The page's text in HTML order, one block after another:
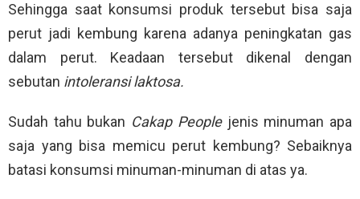
Sehingga saat konsumsi produk tersebut bisa saja
perut jadi kembung karena adanya peningkatan gas
dalam perut. Keadaan tersebut dikenal dengan
sebutan intoleransi laktosa.
Sudah tahu bukan Cakap People jenis minuman apa
saja yang bisa memicu perut kembung? Sebaiknya
batasi konsumsi minuman-minuman di atas ya.